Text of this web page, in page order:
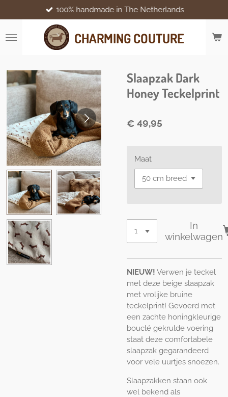
direct
naar
de
CHARMING COUTURE
100% handmade in The Netherlands
Slaapzak Dark
Honey Teckelprint
€ 49,95
Maat
In
winkelwagen
NIEUW! Verwen je teckel
met deze beige slaapzak
met vrolijke bruine
teckelprint! Gevoerd met
een zachte honingkleurige
bouclé gekrulde voering
staat deze comfortabele
slaapzak gegarandeerd
voor vele uurtjes snoezen.
Slaapzakken staan ook
wel bekend als